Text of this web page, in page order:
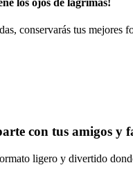
los ojos de lágrimas!
conservarás tus mejores
con tus amigos y
ligero y divertido